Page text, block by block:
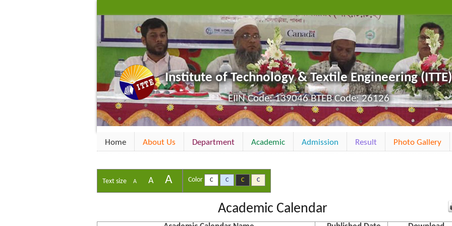
Institute of Technology & Textile Engineering (ITTE)
EIIN Code: 139046 BTEB Code: 26126
Home About Us Department Academic Admission Result Photo Gallery
Text size A A A Color C C C C
Academic Calendar